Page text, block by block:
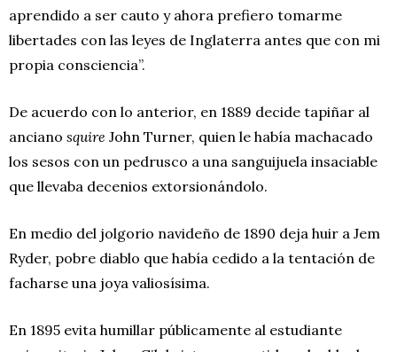
aprendido a ser cauto y ahora prefiero tomarme
libertades con las leyes de Inglaterra antes que con mi
propia consciencia”.
De acuerdo con lo anterior, en 1889 decide tapiñar al
anciano squire John Turner, quien le había machacado
los sesos con un pedrusco a una sanguijuela insaciable
que llevaba decenios extorsionándolo.
En medio del jolgorio navideño de 1890 deja huir a Jem
Ryder, pobre diablo que había cedido a la tentación de
facharse una joya valiosísima.
En 1895 evita humillar públicamente al estudiante